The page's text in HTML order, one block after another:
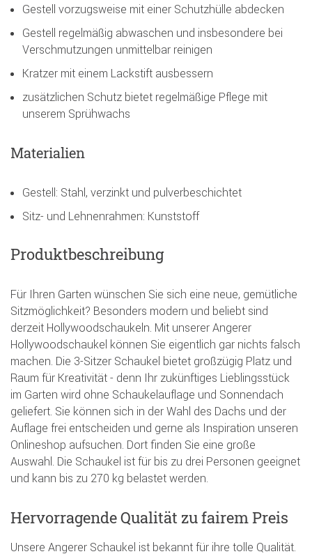
Gestell vorzugsweise mit einer Schutzhülle abdecken
Gestell regelmäßig abwaschen und insbesondere bei
Verschmutzungen unmittelbar reinigen
Kratzer mit einem Lackstift ausbessern
zusätzlichen Schutz bietet regelmäßige Pflege mit
unserem Sprühwachs
Materialien
Gestell: Stahl, verzinkt und pulverbeschichtet
Sitz- und Lehnenrahmen: Kunststoff
Produktbeschreibung
Für Ihren Garten wünschen Sie sich eine neue, gemütliche
Sitzmöglichkeit? Besonders modern und beliebt sind
derzeit Hollywoodschaukeln. Mit unserer Angerer
Hollywoodschaukel können Sie eigentlich gar nichts falsch
machen. Die 3-Sitzer Schaukel bietet großzügig Platz und
Raum für Kreativität - denn Ihr zukünftiges Lieblingsstück
im Garten wird ohne Schaukelauflage und Sonnendach
geliefert. Sie können sich in der Wahl des Dachs und der
Auflage frei entscheiden und gerne als Inspiration unseren
Onlineshop aufsuchen. Dort finden Sie eine große
Auswahl. Die Schaukel ist für bis zu drei Personen geeignet
und kann bis zu 270 kg belastet werden.
Hervorragende Qualität zu fairem Preis
Unsere Angerer Schaukel ist bekannt für ihre tolle Qualität.